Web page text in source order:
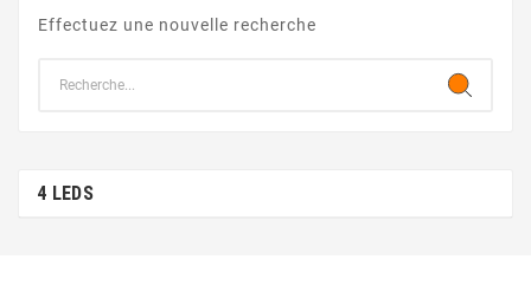
Effectuez une nouvelle recherche
4 LEDS